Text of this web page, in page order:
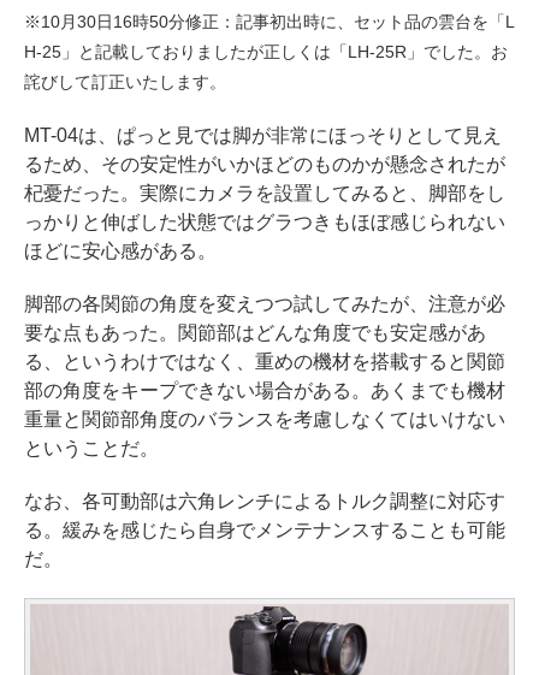
※10月30日16時50分修正：記事初出時に、セット品の雲台を「L
H-25」と記載しておりましたが正しくは「LH-25R」でした。お
詫びして訂正いたします。
MT-04は、ぱっと見では脚が非常にほっそりとして見え
るため、その安定性がいかほどのものかが懸念されたが
杞憂だった。実際にカメラを設置してみると、脚部をし
っかりと伸ばした状態ではグラつきもほぼ感じられない
ほどに安心感がある。
脚部の各関節の角度を変えつつ試してみたが、注意が必
要な点もあった。関節部はどんな角度でも安定感があ
る、というわけではなく、重めの機材を搭載すると関節
部の角度をキープできない場合がある。あくまでも機材
重量と関節部角度のバランスを考慮しなくてはいけない
ということだ。
なお、各可動部は六角レンチによるトルク調整に対応す
る。緩みを感じたら自身でメンテナンスすることも可能
だ。